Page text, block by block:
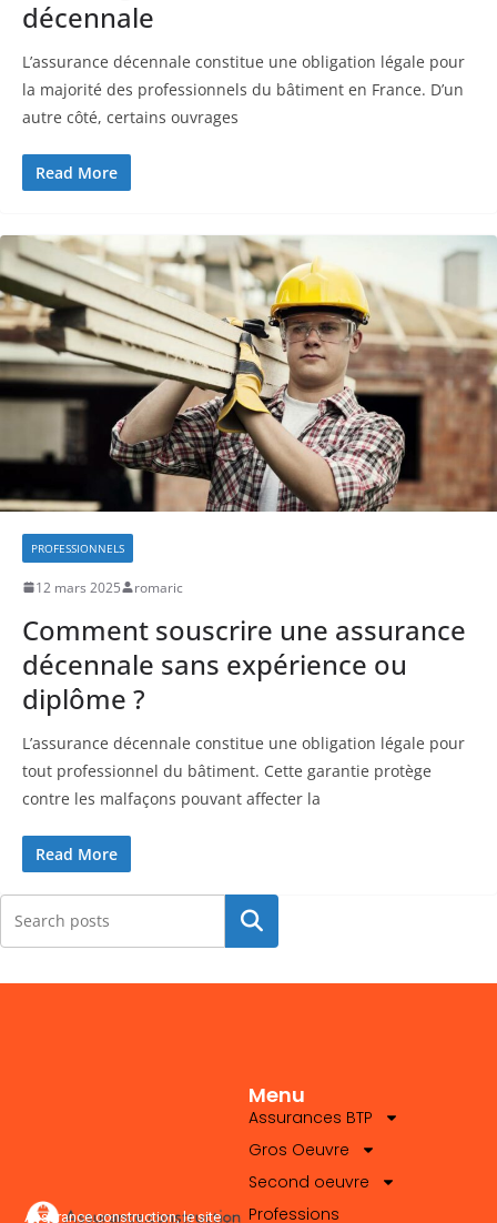
décennale
L’assurance décennale constitue une obligation légale pour
la majorité des professionnels du bâtiment en France. D’un
autre côté, certains ouvrages
Read More
PROFESSIONNELS
12 mars 2025 romaric
Comment souscrire une assurance
décennale sans expérience ou
diplôme ?
L’assurance décennale constitue une obligation légale pour
tout professionnel du bâtiment. Cette garantie protège
contre les malfaçons pouvant affecter la
Read More
Rechercher
Assurance.construction, le site
Menu
Assurances BTP
Gros Oeuvre
Second oeuvre
Professions